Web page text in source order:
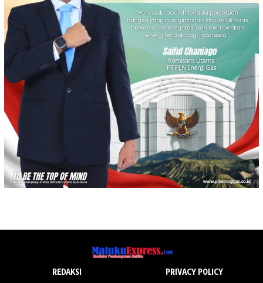
REDAKSI
PRIVACY POLICY